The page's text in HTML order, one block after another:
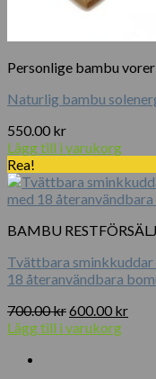
Personlige bambu vorer
Naturlig bambu
550.00 kr
Lägg till i varukorg
Rea!
BAMBU
Tvättbara sminkkuddar
18 återanvändbara
700.00krDet
ursprungliga
600.00 krDet
Lägg till i varukorg